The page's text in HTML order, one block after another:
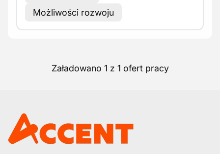
Możliwości rozwoju
Załadowano 1 z 1 ofert pracy